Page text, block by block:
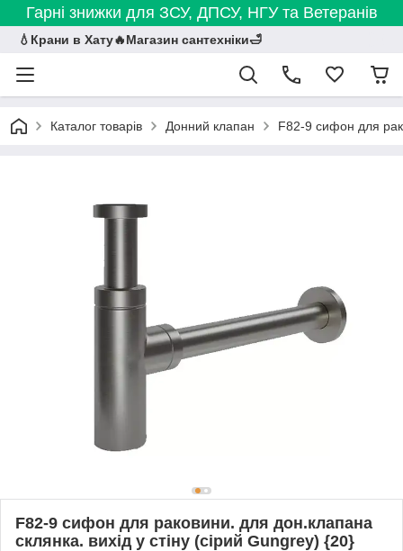
Гарні знижки для ЗСУ, ДПСУ, НГУ та Ветеранів
💧Крани в Хату🔥Магазин сантехніки🛁
Каталог товарів Донний клапан F82-9 сифон для
F82-9 сифон для раковини. для дон.клапана
склянка. вихід у стіну (сірий Gungrey) {20}